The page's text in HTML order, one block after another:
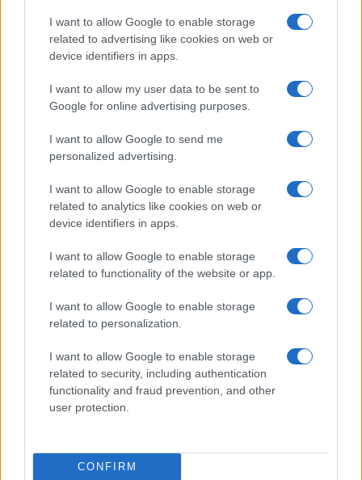
I want to allow Google to enable storage
related to advertising like cookies on web or
device identifiers in apps.
I want to allow my user data to be sent to
Google for online advertising purposes.
I want to allow Google to send me
personalized advertising.
I want to allow Google to enable storage
related to analytics like cookies on web or
device identifiers in apps.
I want to allow Google to enable storage
related to functionality of the website or app.
I want to allow Google to enable storage
related to personalization.
I want to allow Google to enable storage
related to security, including authentication
functionality and fraud prevention, and other
user protection.
CONFIRM
A quanto ammonta il patrimonio di Andrea Pirlo?
Lazio e Milan: tutti gli ex calciatori che hanno
indossato le due maglie
Chi è Sara Gama: fidanzato, figli e vita privata
Sportmagazine: notizie, approfondimenti e classifiche su
calcio, basket, tennis, ciclismo, motori, Formula 1,
nazionali e internazionali, gli highlight delle partite, le
interviste ai protagonisti e i risultati in tempo reale di tutte